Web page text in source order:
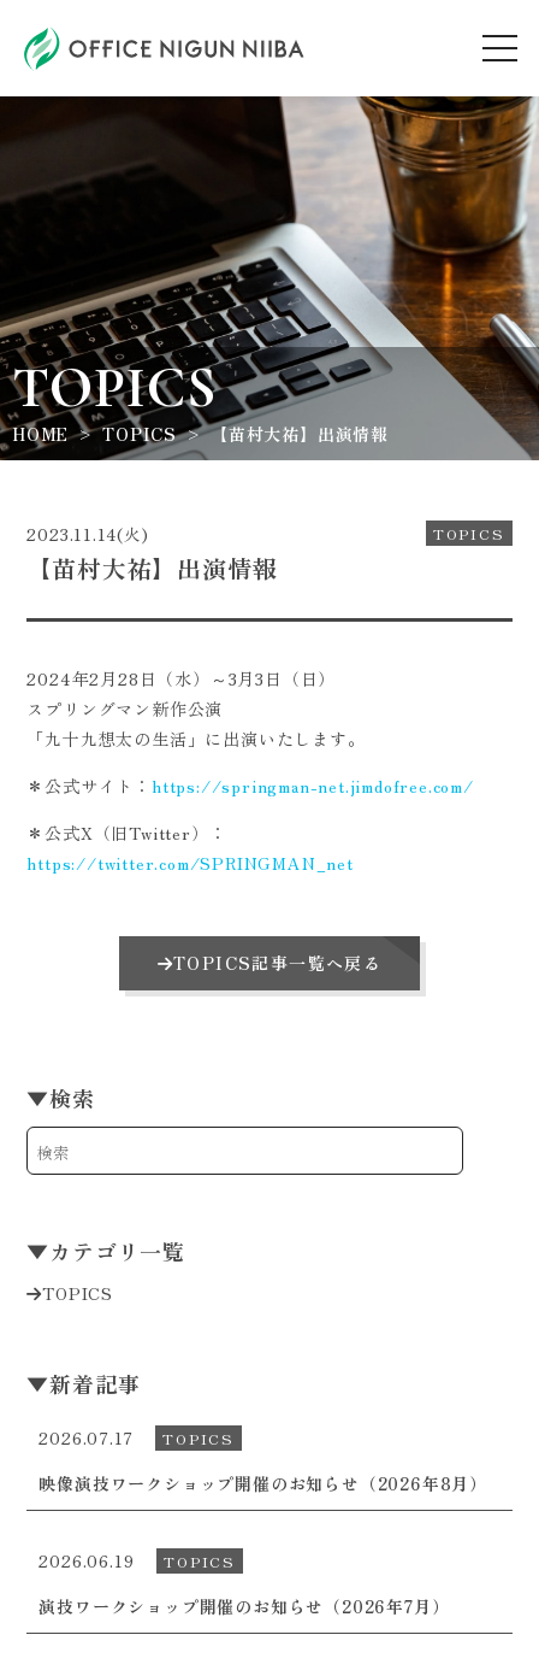
AUDITION
ARTIST
TOPICS
WORKSHOP
CONTACT
TOPICS
HOME TOPICS 【苗村大祐】出演情報
2023.11.14(火) TOPICS
【苗村大祐】出演情報
2024年2月28日（水）～3月3日（日）
スプリングマン新作公演
「九十九想太の生活」に出演いたします。
＊公式サイト：https://springman-net.jimdofree.com/
＊公式X（旧Twitter）：
https://twitter.com/SPRINGMAN_net
TOPICS記事一覧へ戻る
▼検索
▼カテゴリ一覧
TOPICS
▼新着記事
2026.07.17 TOPICS
映像演技ワークショップ開催のお知らせ（2026年8月）
2026.06.19 TOPICS
演技ワークショップ開催のお知らせ（2026年7月）